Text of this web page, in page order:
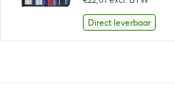
was:
€30,07.
is:
€27,36.
Direct leverbaar